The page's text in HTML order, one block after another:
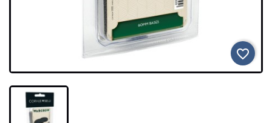
favorite_border